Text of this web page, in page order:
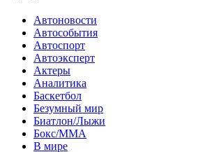
Автоновости
Автособытия
Автоспорт
Автоэксперт
Актеры
Аналитика
Баскетбол
Безумный мир
Биатлон/Лыжи
Бокс/MMA
В мире